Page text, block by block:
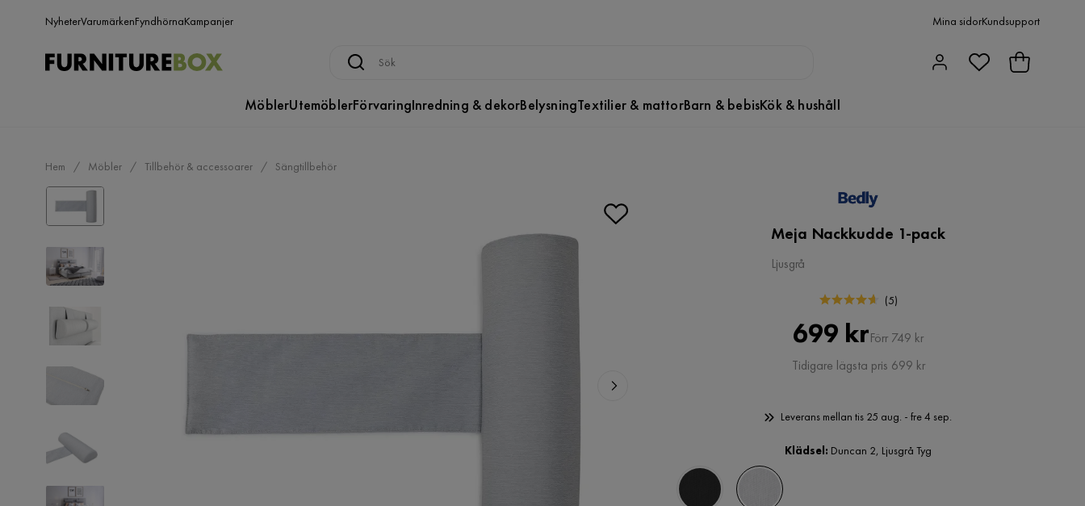
NyheterVarumärkenFyndhörnaKampanjer Mina sidorKundsupport
MöblerUtemöblerFörvaringInredning & dekorBelysningTextilier & mattorBarn & bebisKök & hushåll
Hem Möbler Tillbehör & accessoarer Sängtillbehör
Meja Nackkudde 1-pack
Ljusgrå
(5)
Pris
699 krOriginal
Pris
Förr 749 kr
Tidigare lägsta pris 699 kr
Leverans mellan tis 25 aug. - fre 4 sep.
Klädsel: Duncan 2, Ljusgrå Tyg